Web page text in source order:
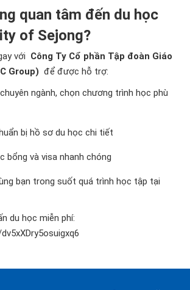
quan tâm đến du học
of Sejong?
với Công Ty Cổ phần Tập đoàn Giáo
Group) để được hỗ trợ:
ngành, chọn chương trình học phù
bị hồ sơ du học chi tiết
bổng và visa nhanh chóng
bạn trong suốt quá trình học tập tại
du học miễn phí: